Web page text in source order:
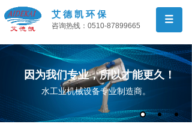
艾 德 凯 环 保
咨询热线：0510-87899665
因为我们专业，所以才能更久！
水工业机械设备专业制造商。